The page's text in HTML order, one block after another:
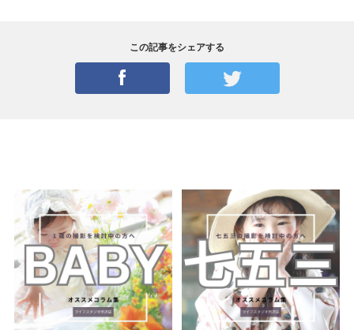
この記事をシェアする